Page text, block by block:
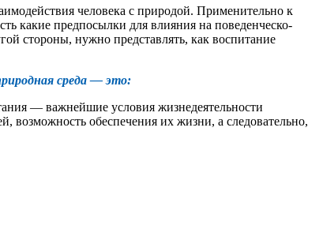
человека с природой. Применительно к
какие предпосылки для влияния на поведенческо-
стороны, нужно представлять, как воспитание
среда — это:
— важнейшие условия жизнедеятельности
возможность обеспечения их жизни, а следовательно,